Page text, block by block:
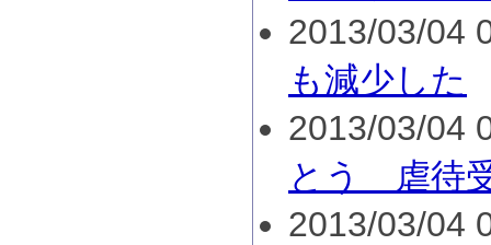
2013/03/04
も減少した
2013/03/04
とう 虐待
2013/03/04